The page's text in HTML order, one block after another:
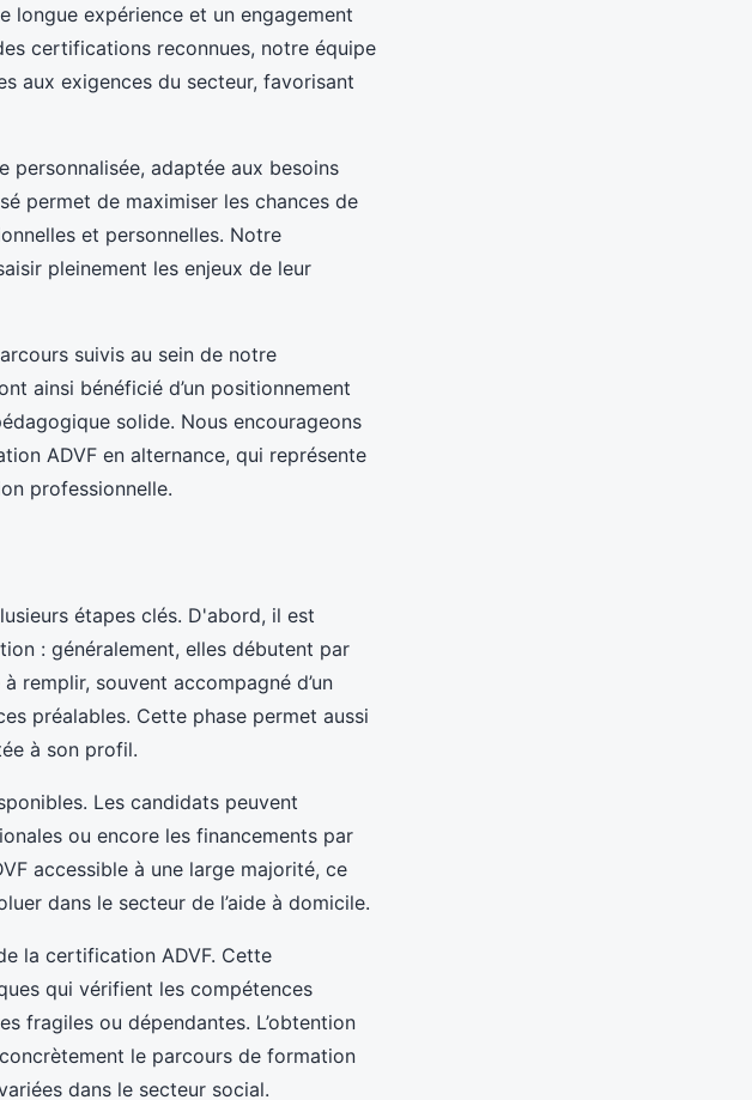
longue expérience et un engagement
certifications reconnues, notre équipe
aux exigences du secteur, favorisant
personnalisée, adaptée aux besoins
permet de maximiser les chances de
et personnelles. Notre
pleinement les enjeux de leur
suivis au sein de notre
ainsi bénéficié d’un positionnement
solide. Nous encourageons
ADVF en alternance, qui représente
professionnelle.
étapes clés. D'abord, il est
: généralement, elles débutent par
remplir, souvent accompagné d’un
préalables. Cette phase permet aussi
à son profil.
Les candidats peuvent
ou encore les financements par
accessible à une large majorité, ce
dans le secteur de l’aide à domicile.
la certification ADVF. Cette
qui vérifient les compétences
fragiles ou dépendantes. L’obtention
le parcours de formation
dans le secteur social.